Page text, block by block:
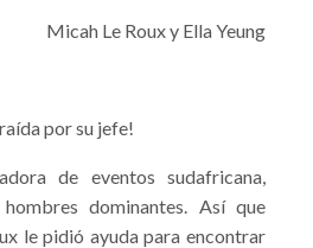
Micah Le Roux y Ella Yeung
por su jefe!
de eventos sudafricana,
dominantes. Así que
le pidió ayuda para encontrar